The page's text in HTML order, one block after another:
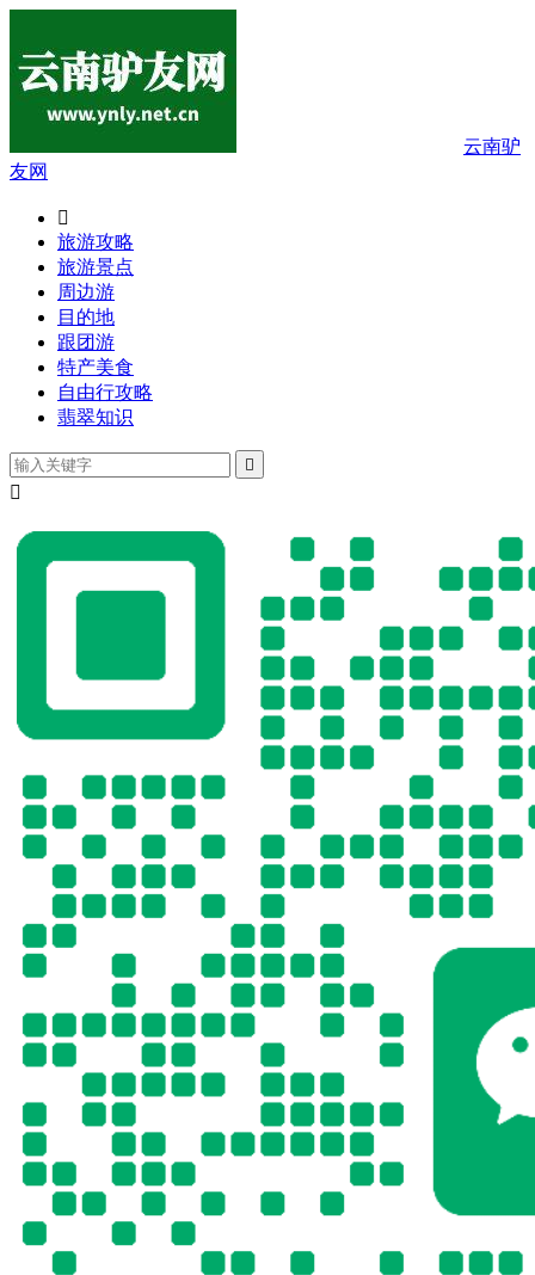
云南驴
友网

旅游攻略
旅游景点
周边游
目的地
跟团游
特产美食
自由行攻略
翡翠知识

